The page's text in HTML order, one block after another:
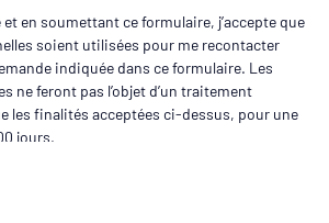
en soumettant ce formulaire, j’accepte que
soient utilisées pour me recontacter
indiquée dans ce formulaire. Les
ne feront pas l’objet d’un traitement
les finalités acceptées ci-dessus, pour une
jours.